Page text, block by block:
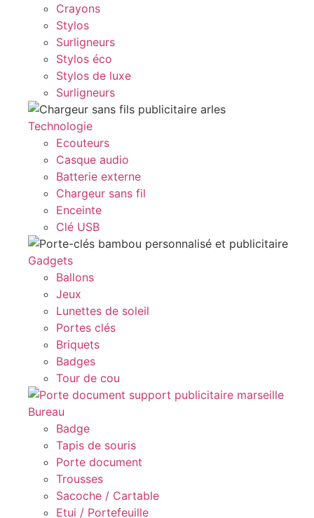
Crayons
Stylos
Surligneurs
Stylos éco
Stylos de luxe
Surligneurs
Technologie
Ecouteurs
Casque audio
Batterie externe
Chargeur sans fil
Enceinte
Clé USB
Gadgets
Ballons
Jeux
Lunettes de soleil
Portes clés
Briquets
Badges
Tour de cou
Bureau
Badge
Tapis de souris
Porte document
Trousses
Sacoche / Cartable
Etui / Portefeuille